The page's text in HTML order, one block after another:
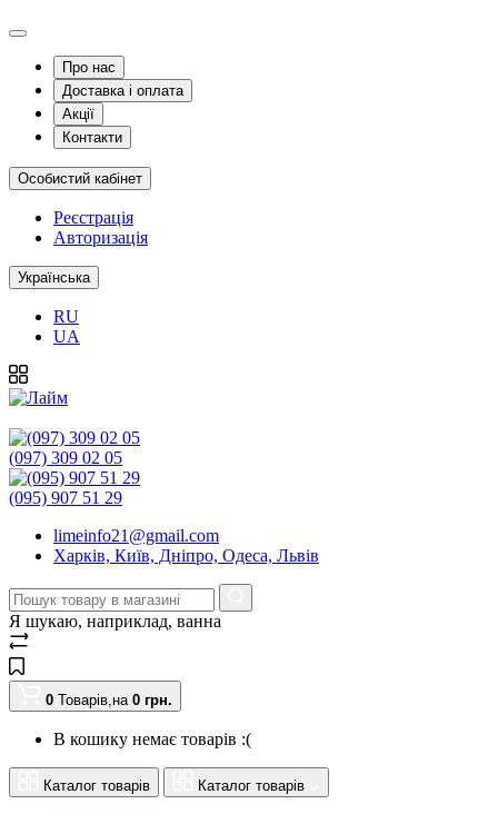
Про нас
Доставка і оплата
Акції
Контакти
Особистий кабінет
Реєстрація
Авторизація
Українська
RU
UA
(097) 309 02 05
(095) 907 51 29
limeinfo21@gmail.com
Харків, Київ, Дніпро, Одеса, Львів
Я шукаю, наприклад, ванна
0 Товарів,на 0 грн.
В кошику немає товарів :(
Каталог товарів Каталог товарів